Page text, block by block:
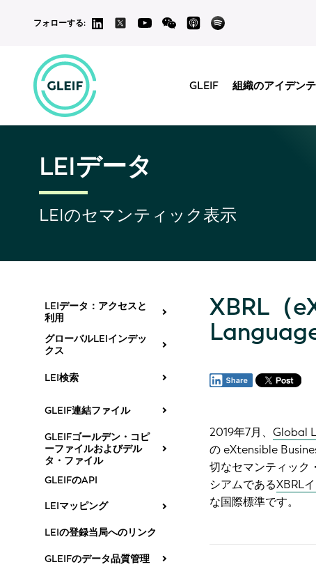
フォローする:
GLEIF 組織のアイデン
LEIデータ
LEIのセマンティック表示
LEIデータ：アクセスと
利用
グローバルLEIインデッ
クス
LEI検索
GLEIF連結ファイル
GLEIFゴールデン・コピ
ーファイルおよびデル
タ・ファイル
GLEIFのAPI
LEIマッピング
LEIの登録当局へのリンク
GLEIFのデータ品質管理
XBRL（
2019年7月、Global
の eXtensible
切なセマンティック
シアムであるXBRL
な国際標準です。